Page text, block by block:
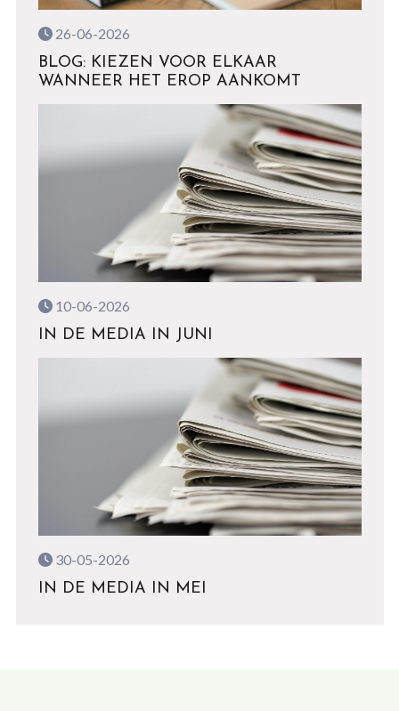
26-06-2026
BLOG: KIEZEN VOOR ELKAAR
WANNEER HET EROP AANKOMT
10-06-2026
IN DE MEDIA IN JUNI
30-05-2026
IN DE MEDIA IN MEI